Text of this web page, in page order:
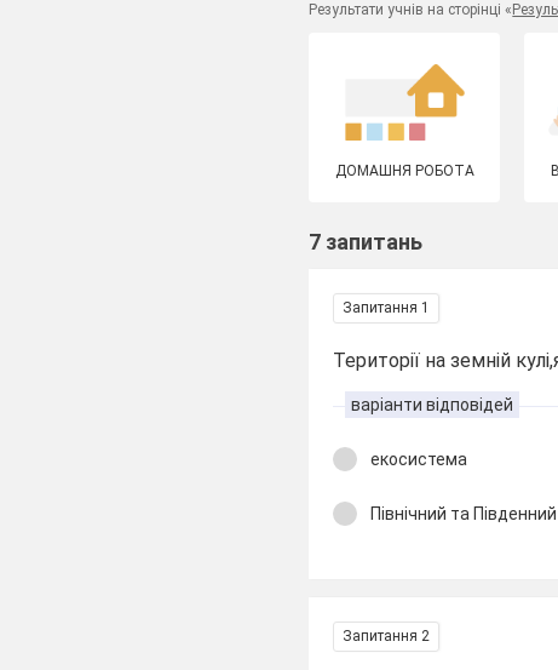
Результати учнів на сторінці «
ДОМАШНЯ РОБОТА
7 запитань
Запитання 1
Території на земній
варіанти відповідей
екосистема
Північний та
Запитання 2